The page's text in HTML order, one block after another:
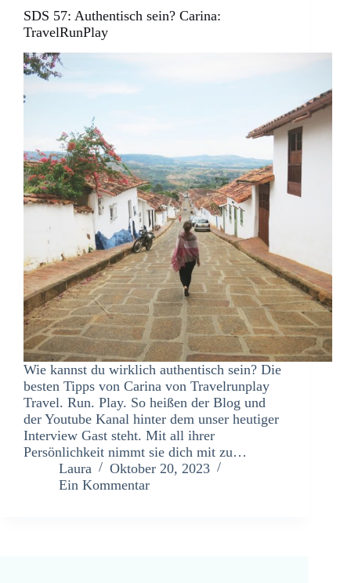
SDS 57: Authentisch sein? Carina:
TravelRunPlay
Wie kannst du wirklich authentisch sein? Die
besten Tipps von Carina von Travelrunplay
Travel. Run. Play. So heißen der Blog und
der Youtube Kanal hinter dem unser heutiger
Interview Gast steht. Mit all ihrer
Persönlichkeit nimmt sie dich mit zu…
Laura
Oktober 20, 2023
Ein Kommentar